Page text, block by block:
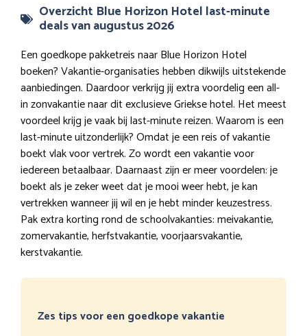
Overzicht Blue Horizon Hotel last-minute
deals van augustus 2026
Een goedkope pakketreis naar Blue Horizon Hotel
boeken? Vakantie-organisaties hebben dikwijls uitstekende
aanbiedingen. Daardoor verkrijg jij extra voordelig een all-
in zonvakantie naar dit exclusieve Griekse hotel. Het meest
voordeel krijg je vaak bij last-minute reizen. Waarom is een
last-minute uitzonderlijk? Omdat je een reis of vakantie
boekt vlak voor vertrek. Zo wordt een vakantie voor
iedereen betaalbaar. Daarnaast zijn er meer voordelen: je
boekt als je zeker weet dat je mooi weer hebt, je kan
vertrekken wanneer jij wil en je hebt minder keuzestress.
Pak extra korting rond de schoolvakanties: meivakantie,
zomervakantie, herfstvakantie, voorjaarsvakantie,
kerstvakantie.
Zes tips voor een goedkope vakantie